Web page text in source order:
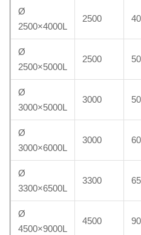
Ø
2500×4000L
2500
Ø
2500×5000L
2500
Ø
3000×5000L
3000
Ø
3000×6000L
3000
Ø
3300×6500L
3300
Ø
4500×9000L
4500